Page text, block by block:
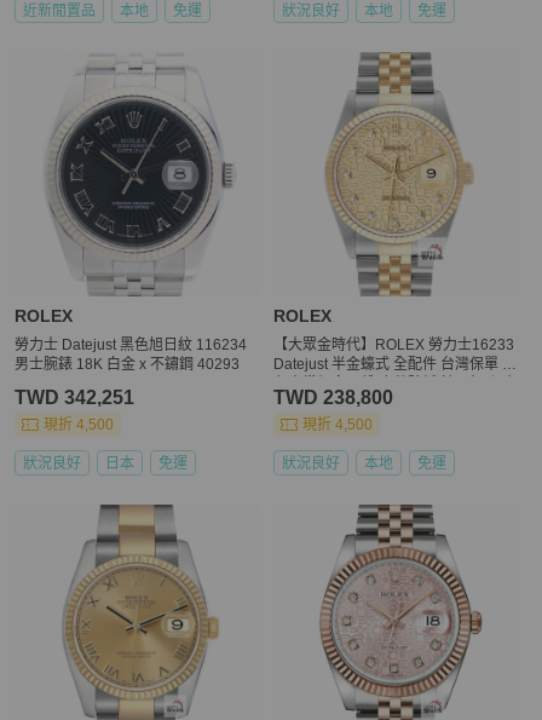
近新閒置品 本地 免運 狀況良好 本地 免運
ROLEX
勞力士 Datejust 黑色旭日紋 116234
男士腕錶 18K 白金 x 不鏽鋼 40293
TWD 342,251
現折 4,500
狀況良好 日本 免運
ROLEX
【大眾金時代】ROLEX 勞力士16233
Datejust 半金蠔式 全配件 台灣保單 金
眾金時代G297
TWD 238,800
現折 4,500
狀況良好 本地 免運